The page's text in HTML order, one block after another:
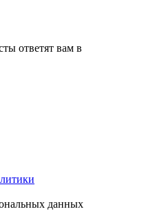
ответят вам в
данных